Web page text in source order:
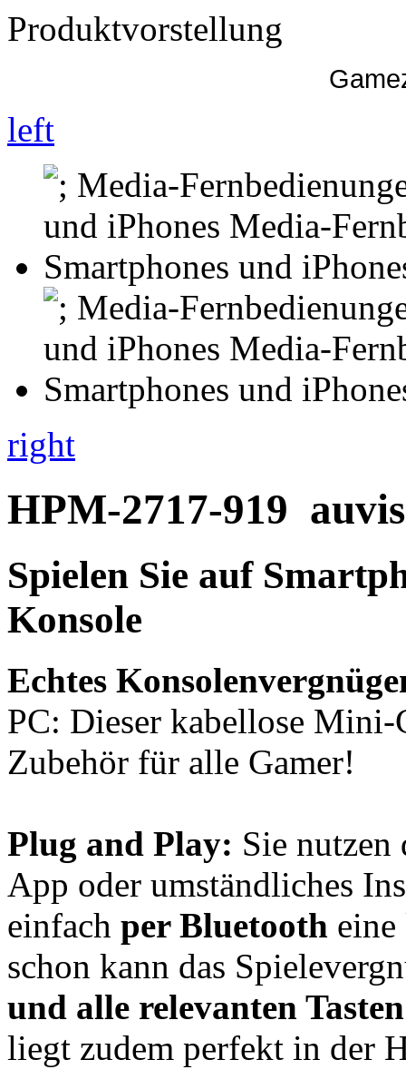
Produktvorstellung
left
right
HPM-2717-919
Spielen Sie auf
Konsole
Echtes
PC: Dieser kabellose
Zubehör für alle Gamer!
Plug and Play: Sie nutzen
App oder umständliches
einfach per Bluetooth
schon kann das
und alle relevanten Tasten
liegt zudem perfekt in der